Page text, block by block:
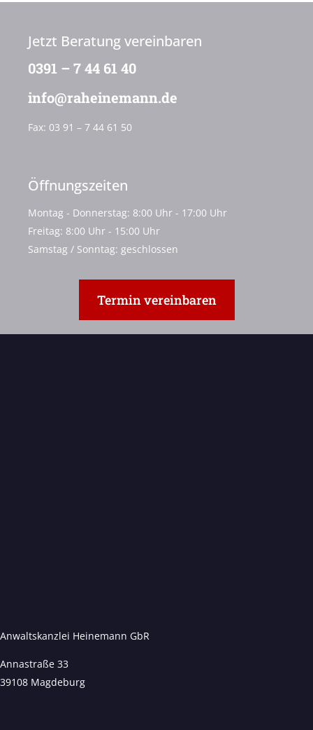
Jetzt Beratung vereinbaren
0391 – 7 44 61 40
info@raheinemann.de
Fax: 03 91 – 7 44 61 50
Öffnungszeiten
Montag - Donnerstag: 8:00 Uhr - 17:00 Uhr
Freitag: 8:00 Uhr - 15:00 Uhr
Samstag / Sonntag: geschlossen
Termin vereinbaren
Anwaltskanzlei Heinemann GbR
Annastraße 33
39108 Magdeburg